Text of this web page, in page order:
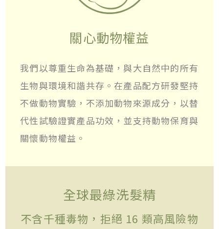
關心動物權益
我們以尊重生命為基礎，與大自然中的所有
生物與環境和諧共存。在產品配方研發堅持
不做動物實驗，不添加動物來源成分，以替
代性試驗證實產品功效，並支持動物保育與
關懷動物權益。
全球最綠洗髮精
不含千種毒物，拒絕 16 類高風險物